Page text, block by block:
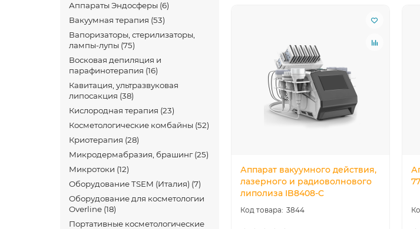
Аппараты Эндосферы (6)
Вакуумная терапия (53)
Вапоризаторы, стерилизаторы,
лампы-лупы (75)
Восковая депиляция и
парафинотерапия (16)
Кавитация, ультразвуковая
липосакция (38)
Кислородная терапия (23)
Косметологические комбайны (52)
Криотерапия (28)
Микродермабразия, брашинг (25)
Микротоки (12)
Оборудование TSEM (Италия) (7)
Оборудование для косметологии
Overline (18)
Портативные косметологические
Аппарат вакуумного действия,
лазерного и радиоволнового
липолиза IB8408-C
3844